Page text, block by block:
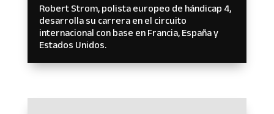
Robert Strom, polista europeo de hándicap 4,
desarrolla su carrera en el circuito
internacional con base en Francia, España y
Estados Unidos.